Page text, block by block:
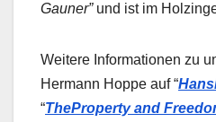
Gauner”und ist im
Weitere Informationen zu
Hermann Hoppe auf “
“TheProperty and